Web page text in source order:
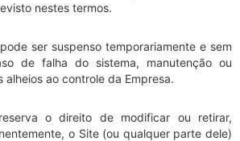
nestes termos.
ser suspenso temporariamente e sem
de falha do sistema, manutenção ou
alheios ao controle da Empresa.
o direito de modificar ou retirar,
o Site (ou qualquer parte dele)